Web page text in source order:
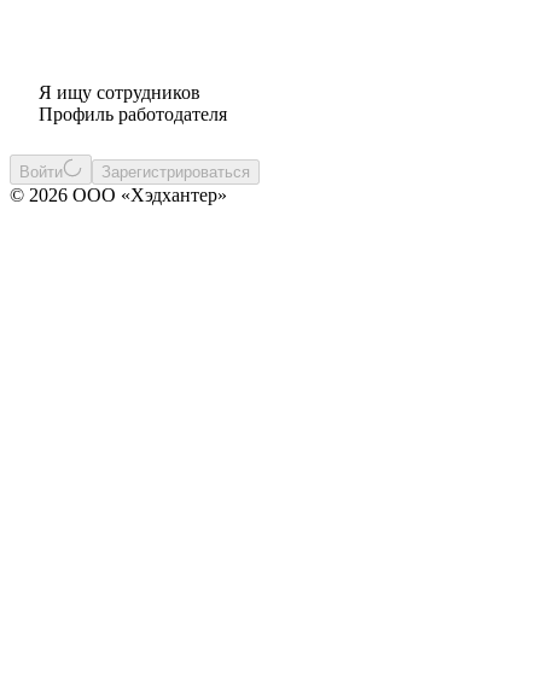
Я ищу сотрудников
Профиль работодателя
Войти Зарегистрироваться
© 2026 ООО «Хэдхантер»